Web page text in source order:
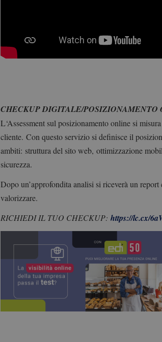
CHECKUP DIGITALE/POSIZIONAMENTO
L‘Assessment sul posizionamento online si
cliente. Con questo servizio si definisce il
ambiti: struttura del sito web, ottimizzazione
sicurezza.
Dopo un’approfondita analisi si riceverà un
valorizzare.
RICHIEDI IL TUO CHECKUP: https://lc.cx/